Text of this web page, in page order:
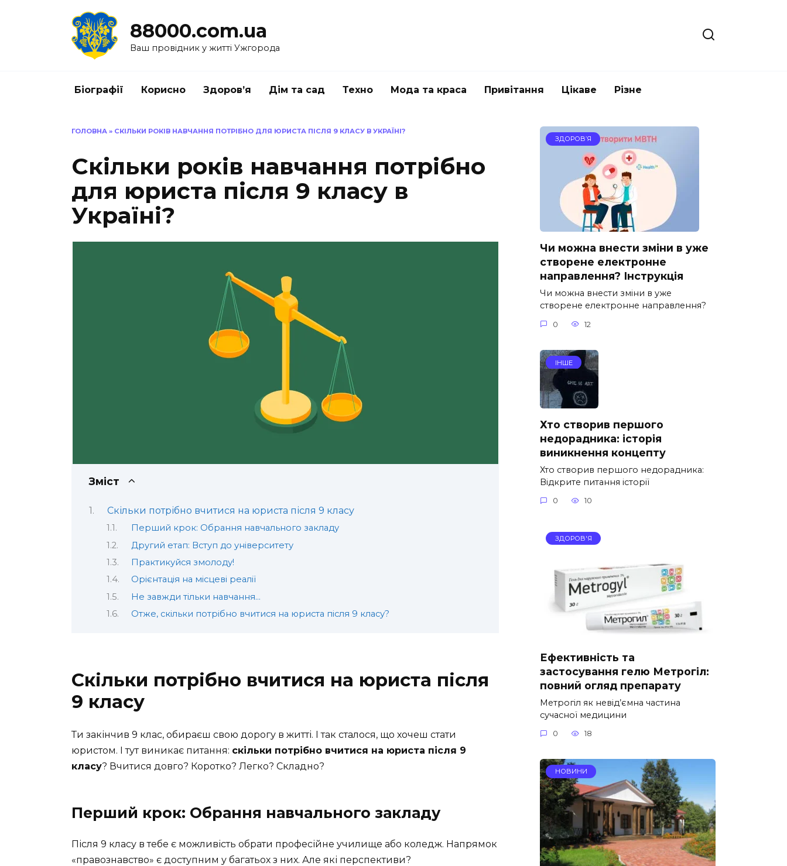
88000.com.ua
Ваш провідник у житті Ужгорода
Біографії Корисно Здоров’я Дім та сад Техно Мода та краса Привітання Цікаве Різне
ГОЛОВНА » СКІЛЬКИ РОКІВ НАВЧАННЯ ПОТРІБНО ДЛЯ ЮРИСТА ПІСЛЯ 9 КЛАСУ В УКРАЇНІ?
Скільки років навчання потрібно
для юриста після 9 класу в
Україні?
Зміст
Скільки потрібно вчитися на юриста після 9 класу
Перший крок: Обрання навчального закладу
Другий етап: Вступ до університету
Практикуйся змолоду!
Орієнтація на місцеві реалії
Не завжди тільки навчання…
Отже, скільки потрібно вчитися на юриста після 9 класу?
Скільки потрібно вчитися на юриста після
9 класу
Ти закінчив 9 клас, обираєш свою дорогу в житті. І так сталося, що хочеш стати
юристом. І тут виникає питання: скільки потрібно вчитися на юриста після 9
класу? Вчитися довго? Коротко? Легко? Складно?
Перший крок: Обрання навчального закладу
Після 9 класу в тебе є можливість обрати професійне училище або коледж. Напрямок
«правознавство» є доступним у багатьох з них. Але які перспективи?
ЗДОРОВ’Я
Чи можна внести зміни в уже
створене електронне
направлення? Інструкція
Чи можна внести зміни в уже
створене електронне направлення?
0 12
ІНШЕ
Хто створив першого
недорадника: історія
виникнення концепту
Хто створив першого недорадника:
Відкрите питання історії
0 10
ЗДОРОВ'Я
Ефективність та
застосування гелю Метрогіл:
повний огляд препарату
Метрогіл як невід’ємна частина
сучасної медицини
0 18
НОВИНИ